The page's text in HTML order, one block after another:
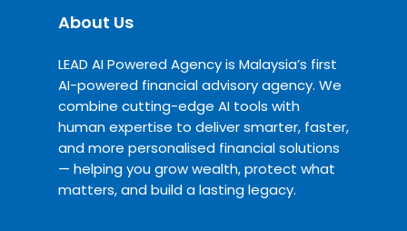
About Us
LEAD AI Powered Agency is Malaysia’s first
AI-powered financial advisory agency. We
combine cutting-edge AI tools with
human expertise to deliver smarter, faster,
and more personalised financial solutions
— helping you grow wealth, protect what
matters, and build a lasting legacy.